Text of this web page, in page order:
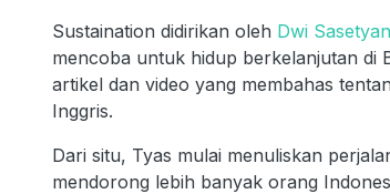
Sustaination didirikan oleh Dwi
mencoba untuk hidup berkelanjutan di
artikel dan video yang membahas
Inggris.
Dari situ, Tyas mulai menuliskan
mendorong lebih banyak orang